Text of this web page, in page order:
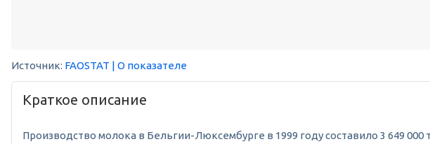
Источник: FAOSTAT | О показателе
Краткое описание
Производство молока в Бельгии-Люксембурге в 1999 году составило 3 649